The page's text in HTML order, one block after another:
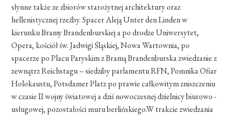
słynne także ze zbiorów starożytnej architektury oraz
hellenistycznej rzeźby. Spacer Aleją Unter den Linden w
kierunku Bramy Brandenburskiej a po drodze Uniwersytet,
Opera, kościół św. Jadwigi Śląskiej, Nowa Wartownia, po
spacerze po Placu Paryskim z Bramą Brandenburska zwiedzanie z
zewnątrz Reichstagu – siedziby parlamentu RFN, Pomnika Ofiar
Holokaustu, Potsdamer Platz po prawie całkowitym zniszczeniu
w czasie II wojny światowej a dziś nowoczesnej dzielnicy biurowo -
usługowej, pozostałości muru berlińskiego.W trakcie zwiedzania